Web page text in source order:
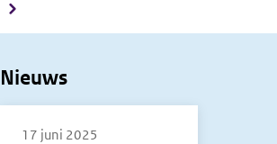
Nieuws
17 juni 2025